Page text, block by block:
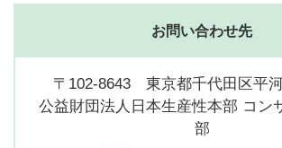
お問い合わせ先
〒102-8643 東京都千代田区平
公益財団法人日本生産性本部 コン
部